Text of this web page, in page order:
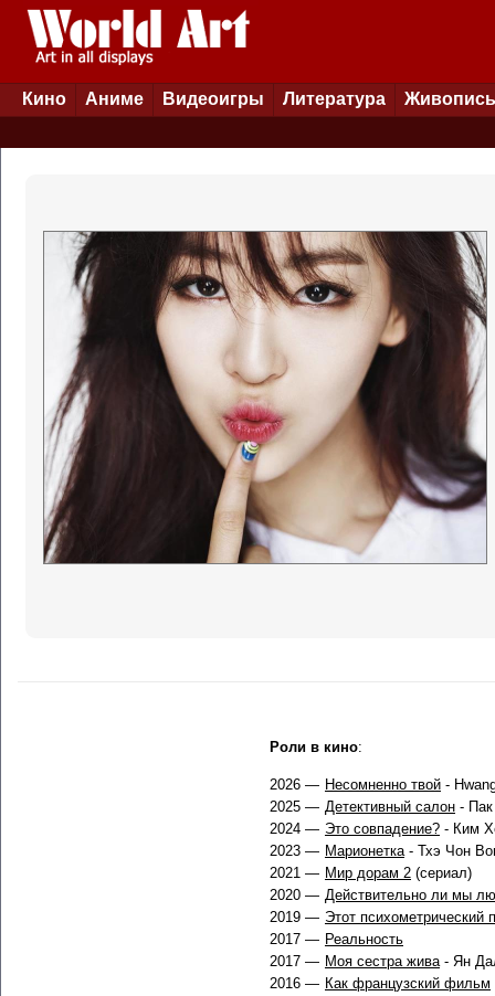
Кино Аниме Видеоигры Литература Живопись
Роли в кино:
2026 — Несомненно твой -
2025 — Детективный салон -
2024 — Это совпадение? - Ким
2023 — Марионетка- Тхэ Чон
2021 — Мир дорам 2 (сериал)
2020 — Действительно ли мы
2019 — Этот психометрический
2017 — Реальность
2017 — Моя сестра жива- Ян
2016 — Как французский фильм